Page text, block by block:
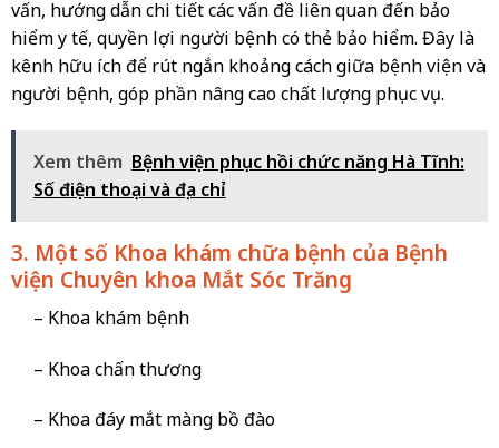
vấn, hướng dẫn chi tiết các vấn đề liên quan đến bảo
hiểm y tế, quyền lợi người bệnh có thẻ bảo hiểm. Đây là
kênh hữu ích để rút ngắn khoảng cách giữa bệnh viện và
người bệnh, góp phần nâng cao chất lượng phục vụ.
Xem thêm Bệnh viện phục hồi chức năng Hà Tĩnh:
Số điện thoại và địa chỉ
3. Một số Khoa khám chữa bệnh của Bệnh
viện Chuyên khoa Mắt Sóc Trăng
– Khoa khám bệnh
– Khoa chấn thương
– Khoa đáy mắt màng bồ đào